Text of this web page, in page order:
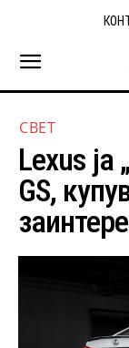
СВЕТ
Lexus ја
GS,